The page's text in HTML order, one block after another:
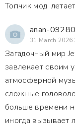
Топчик мод,
anan-09280
31 March 2026
Загадочный мир
завлекает своим
атмосферной
сложные
больше времени
иногда вызывает